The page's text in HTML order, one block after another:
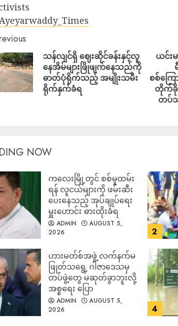
သန်လျင်ရှိ ဈေးဆိုင်ခန်းနှင့်လူ
နေအိမ်များဖြိုဖျက်နေသည်ကို
ဓာတ်ပုံရိုက်သည့် အမျိုးသမီး
ရိုက်နှက်ခံရ
ယင်း
စစ်ကြေ
တိုက်ခို
တပ်
NOW
ကလေးမြို့တွင် စစ်မှုထမ်း
ရန် လူငယ်များကို ဖမ်းဆီး
ပေးနေသည့် အုပ်ချုပ်ရေး
မှူးဟောင်း ဓားထိုးခံရ
ADMIN
AUGUST 5,
2026
2
ဟားမတ်စ်အဖွဲ့ လက်နက်မ
ဖြုတ်သရွေ့ ဂါဇာဒေသမှ
တပ်ဖွဲ့တွေ မဆုတ်ခွာဘူးလို့
အစ္စရေး ပြော
ADMIN
AUGUST 5,
2026
4